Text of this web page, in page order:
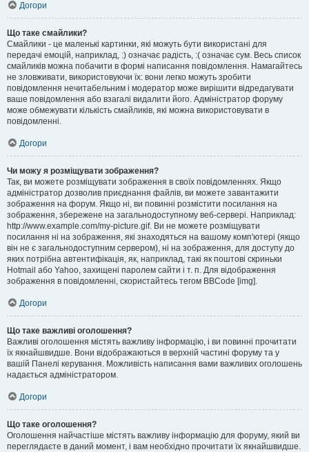
Догори
Що таке смайлики?
Смайлики - це маленькі картинки, які можуть бути використані для
передачі емоцій, наприклад, :) означає радість, :( означає сум. Весь список
смайликів можна побачити в формі написання повідомлення. Намагайтесь
не зловживати, використовуючи їх: вони легко можуть зробити
повідомлення нечитабельним і модератор може вирішити відредагувати
ваше повідомлення або взагалі видалити його. Адміністратор форуму
може обмежувати кількість смайликів, які можна використовувати в
повідомленні.
Догори
Чи можу я розміщувати зображення?
Так, ви можете розміщувати зображення в своїх повідомленнях. Якщо
адміністратор дозволив приєднання файлів, ви можете завантажити
зображення на форум. Якщо ні, ви повинні розмістити посилання на
зображення, збережене на загальнодоступному веб-сервері. Наприклад:
http://www.example.com/my-picture.gif. Ви не можете розміщувати
посилання ні на зображення, які знаходяться на вашому комп'ютері (якщо
він не є загальнодоступним сервером), ні на зображення, для доступу до
яких потрібна автентифікація, як, наприклад, такі як поштові скриньки
Hotmail або Yahoo, захищені паролем сайти і т. п. Для відображення
зображення в повідомленні, скористайтесь тегом BBCode [img].
Догори
Що таке важливі оголошення?
Важливі оголошення містять важливу інформацію, і ви повинні прочитати
їх якнайшвидше. Вони відображаються в верхній частині форуму та у
вашій Панелі керування. Можливість написання вами важливих оголошень
надається адміністратором.
Догори
Що таке оголошення?
Оголошення найчастіше містять важливу інформацію для форуму, який ви
переглядаєте в даний момент, і вам необхідно прочитати їх якнайшвидше.